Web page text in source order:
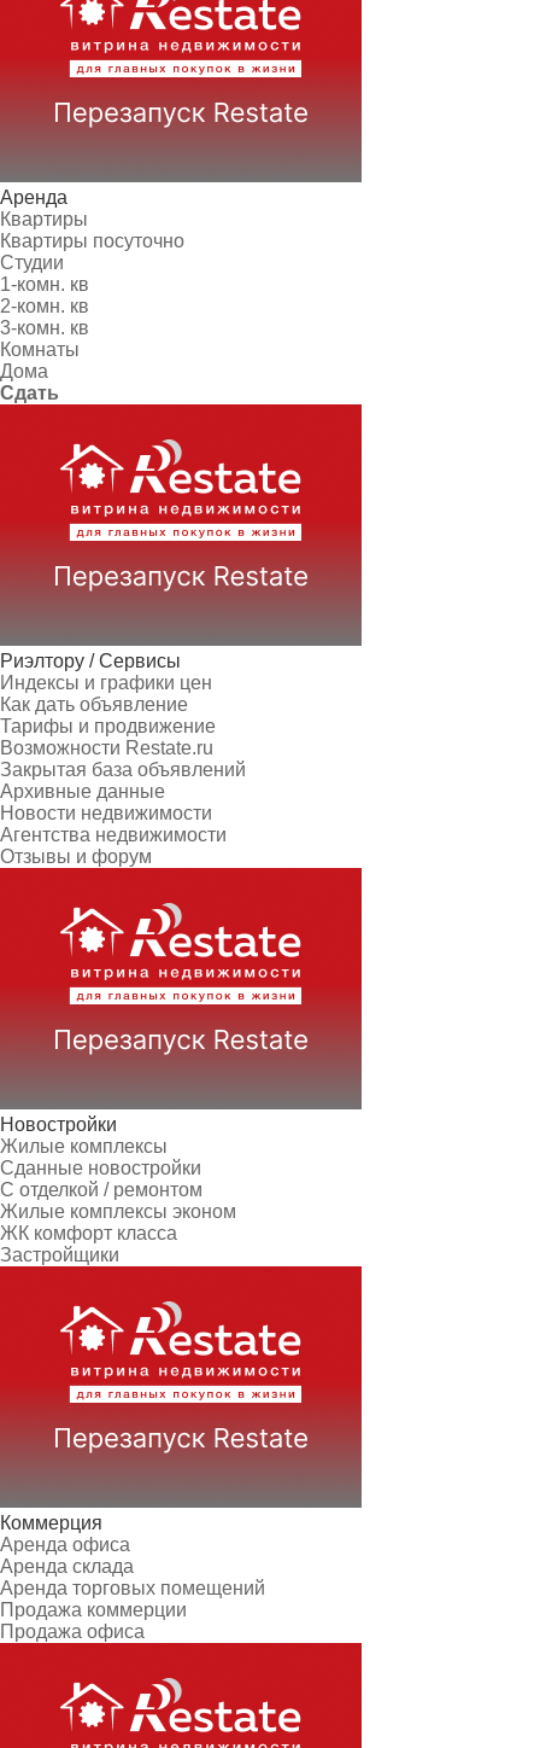
Аренда
Квартиры
Квартиры посуточно
Студии
1-комн. кв
2-комн. кв
3-комн. кв
Комнаты
Дома
Сдать
Риэлтору / Сервисы
Индексы и графики цен
Как дать объявление
Тарифы и продвижение
Возможности Restate.ru
Закрытая база объявлений
Архивные данные
Новости недвижимости
Агентства недвижимости
Отзывы и форум
Новостройки
Жилые комплексы
Сданные новостройки
С отделкой / ремонтом
Жилые комплексы эконом
ЖК комфорт класса
Застройщики
Коммерция
Аренда офиса
Аренда склада
Аренда торговых помещений
Продажа коммерции
Продажа офиса